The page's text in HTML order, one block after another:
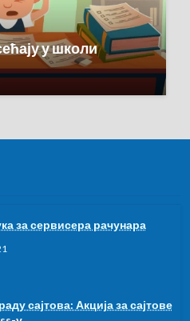
у школи
за сервисера рачунара
сајтова: Акција за сајтове